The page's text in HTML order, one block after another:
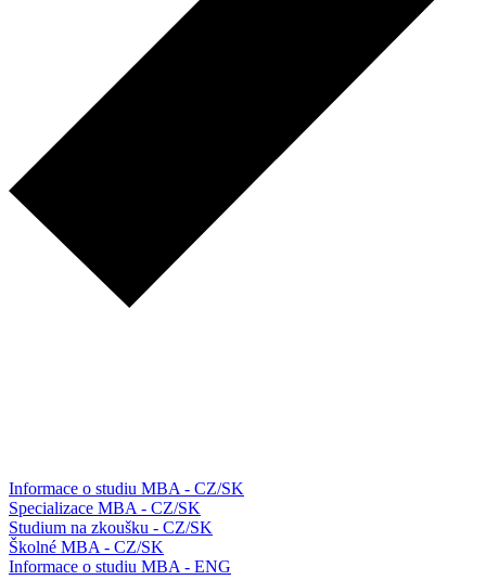
Informace o studiu MBA - CZ/SK
Specializace MBA - CZ/SK
Studium na zkoušku - CZ/SK
Školné MBA - CZ/SK
Informace o studiu MBA - ENG